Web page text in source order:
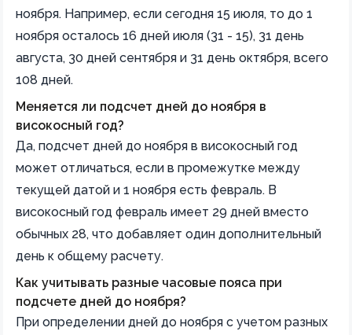
ноября. Например, если сегодня 15 июля, то до 1
ноября осталось 16 дней июля (31 - 15), 31 день
августа, 30 дней сентября и 31 день октября, всего
108 дней.
Меняется ли подсчет дней до ноября в
високосный год?
Да, подсчет дней до ноября в високосный год
может отличаться, если в промежутке между
текущей датой и 1 ноября есть февраль. В
високосный год февраль имеет 29 дней вместо
обычных 28, что добавляет один дополнительный
день к общему расчету.
Как учитывать разные часовые пояса при
подсчете дней до ноября?
При определении дней до ноября с учетом разных